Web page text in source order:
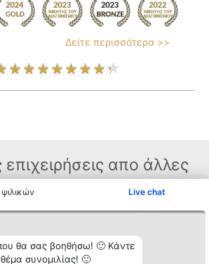
Live chat
θα σας βοηθήσω! 🙂 Κάντε
συνομιλίας! 🙂
Δείτε περισσότερα >>
απο άλλες
Κατάταξη
Διακριθέντες
Λίστα όλων
Επικοινωνία
Επικοινωνία